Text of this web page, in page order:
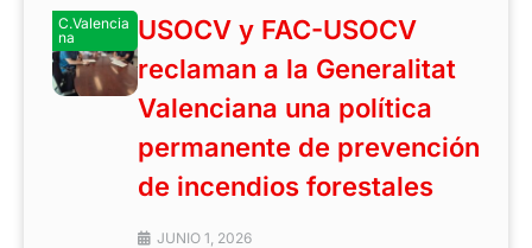
C.Valencia
na
USOCV y FAC-USOCV
reclaman a la Generalitat
Valenciana una política
permanente de prevención
de incendios forestales
JUNIO 1, 2026